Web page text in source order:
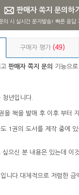
판매자 쪽지 문의하기
의 시 실시간 문자발송! 빠른 응답
구매자 평가(49)
판매자 쪽지 문의
기능으
년입니다.
을 책을 발매 후 이후 부터
1권의 도서를 제작 중에 있
으신 분 내용은 있는데 이
니다.대체적으로 저렴한